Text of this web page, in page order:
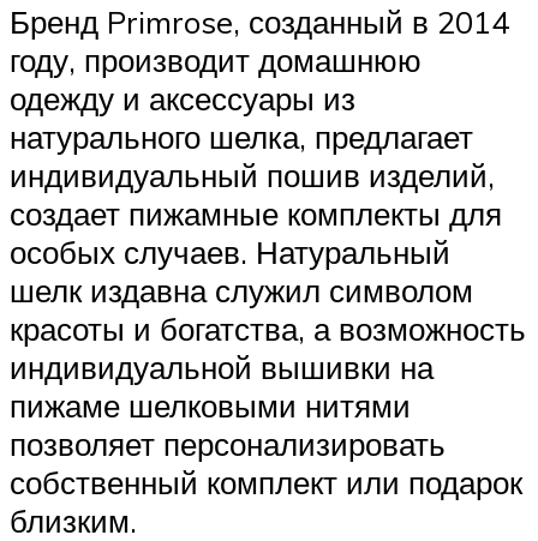
Бренд Primrose, созданный в 2014
году, производит домашнюю
одежду и аксессуары из
натурального шелка, предлагает
индивидуальный пошив изделий,
создает пижамные комплекты для
особых случаев. Натуральный
шелк издавна служил символом
красоты и богатства, а возможность
индивидуальной вышивки на
пижаме шелковыми нитями
позволяет персонализировать
собственный комплект или подарок
близким.